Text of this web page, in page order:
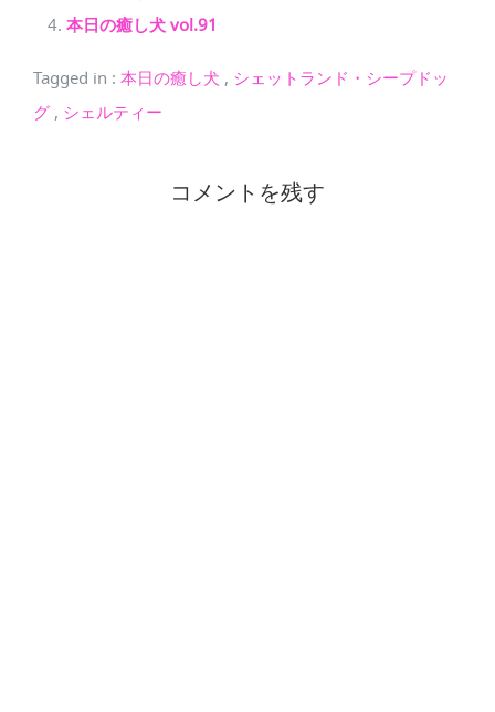
本日の癒し犬 vol.91
Tagged in : 本日の癒し犬 , シェットランド・シープドッ
グ , シェルティー
コメントを残す